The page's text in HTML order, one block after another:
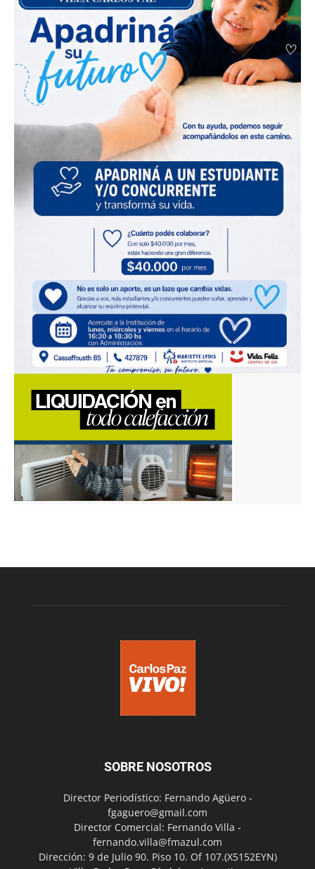
SOBRE NOSOTROS
Director Periodístico: Fernando Agüero -
fgaguero@gmail.com
Director Comercial: Fernando Villa -
fernando.villa@fmazul.com
Dirección: 9 de Julio 90. Piso 10. Of 107.(X5152EYN)